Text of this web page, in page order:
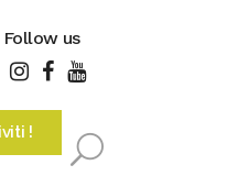
Follow us